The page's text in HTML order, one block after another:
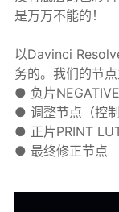
是万万不能的！
以Davinci
务的。我们的节
● 负片
● 调整节点（控
● 正片PRINT
● 最终修正节点